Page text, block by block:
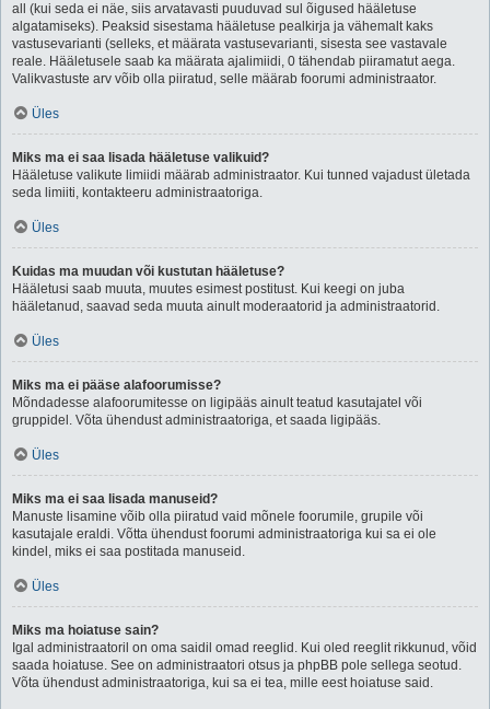
all (kui seda ei näe, siis arvatavasti puuduvad sul õigused hääletuse
algatamiseks). Peaksid sisestama hääletuse pealkirja ja vähemalt kaks
vastusevarianti (selleks, et määrata vastusevarianti, sisesta see vastavale
reale. Hääletusele saab ka määrata ajalimiidi, 0 tähendab piiramatut aega.
Valikvastuste arv võib olla piiratud, selle määrab foorumi administraator.
Üles
Miks ma ei saa lisada hääletuse valikuid?
Hääletuse valikute limiidi määrab administraator. Kui tunned vajadust ületada
seda limiiti, kontakteeru administraatoriga.
Üles
Kuidas ma muudan või kustutan hääletuse?
Hääletusi saab muuta, muutes esimest postitust. Kui keegi on juba
hääletanud, saavad seda muuta ainult moderaatorid ja administraatorid.
Üles
Miks ma ei pääse alafoorumisse?
Mõndadesse alafoorumitesse on ligipääs ainult teatud kasutajatel või
gruppidel. Võta ühendust administraatoriga, et saada ligipääs.
Üles
Miks ma ei saa lisada manuseid?
Manuste lisamine võib olla piiratud vaid mõnele foorumile, grupile või
kasutajale eraldi. Võtta ühendust foorumi administraatoriga kui sa ei ole
kindel, miks ei saa postitada manuseid.
Üles
Miks ma hoiatuse sain?
Igal administraatoril on oma saidil omad reeglid. Kui oled reeglit rikkunud, võid
saada hoiatuse. See on administraatori otsus ja phpBB pole sellega seotud.
Võta ühendust administraatoriga, kui sa ei tea, mille eest hoiatuse said.